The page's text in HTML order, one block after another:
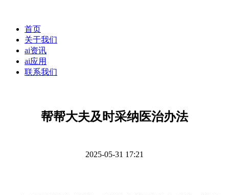
首页
关于我们
ai资讯
ai应用
联系我们
帮帮大夫及时采纳医治办法
2025-05-31 17:21